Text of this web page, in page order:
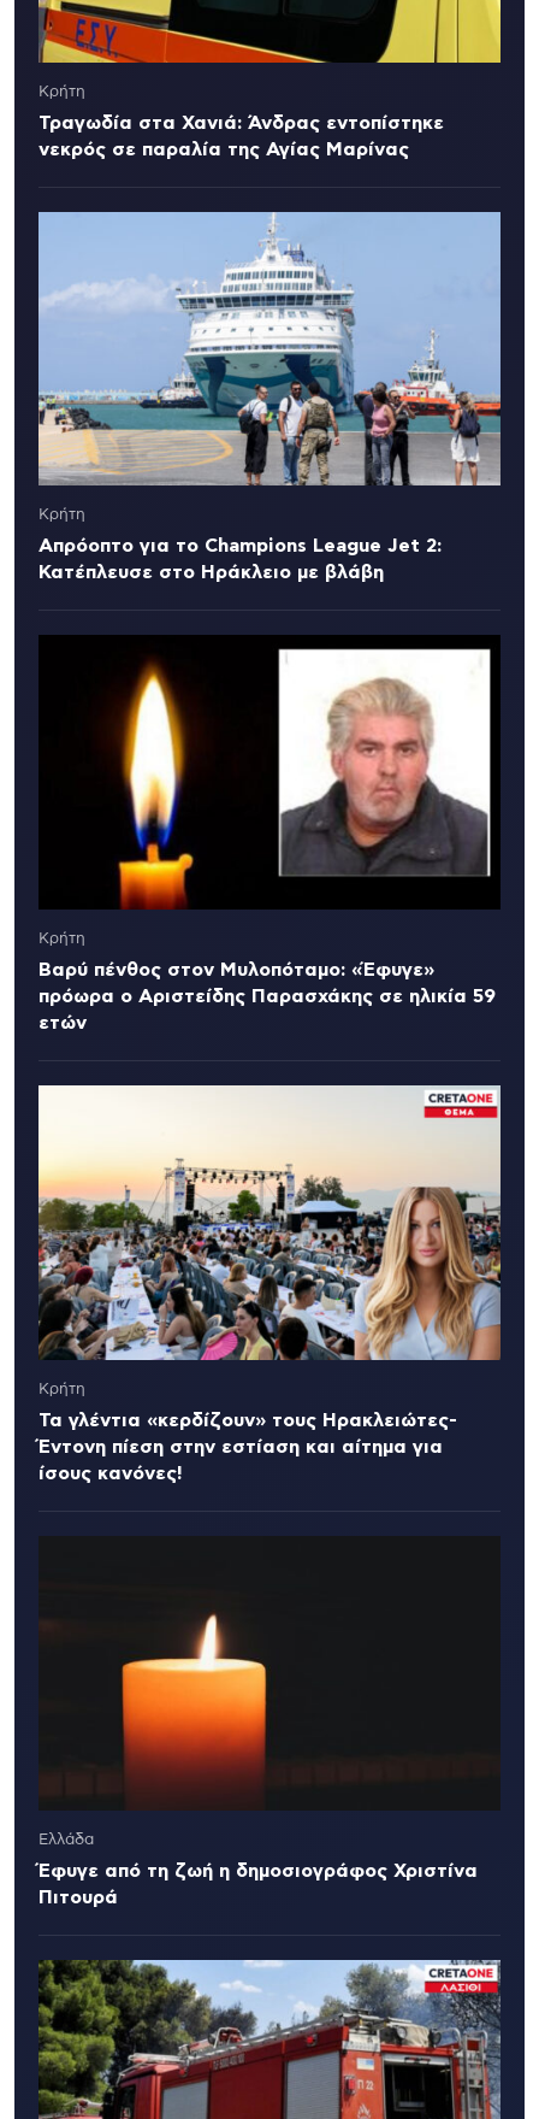
Κρήτη
Τραγωδία στα Χανιά: Άνδρας εντοπίστηκε
νεκρός σε παραλία της Αγίας Μαρίνας
Κρήτη
Απρόοπτο για το Champions League Jet 2:
Κατέπλευσε στο Ηράκλειο με βλάβη
Κρήτη
Βαρύ πένθος στον Μυλοπόταμο: «Έφυγε»
πρόωρα ο Αριστείδης Παρασχάκης σε ηλικία 59
ετών
Κρήτη
Τα γλέντια «κερδίζουν» τους Ηρακλειώτες-
Έντονη πίεση στην εστίαση και αίτημα για
ίσους κανόνες!
Ελλάδα
Έφυγε από τη ζωή η δημοσιογράφος Χριστίνα
Πιτουρά